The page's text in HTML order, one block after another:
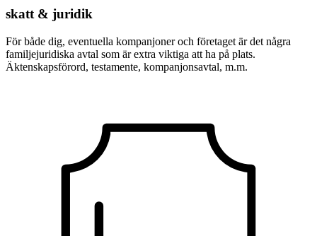
skatt­ & juridik
För både dig, eventuella kompanjoner och företaget är det några
familjejuridiska avtal som är extra viktiga att ha på plats.
Äktenskapsförord, testamente, kompanjonsavtal, m.m.